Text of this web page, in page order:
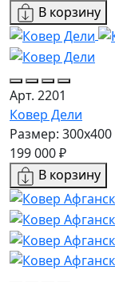
В корзину
Арт. 2201
Ковер Дели
Размер: 300x400
199 000 ₽
В корзину